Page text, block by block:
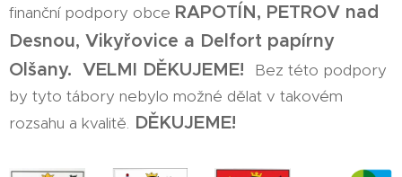
finanční podpory obce RAPOTÍN, PETROV nad
Desnou, Vikyřovice a Delfort papírny
Olšany. VELMI DĚKUJEME!
Bez této podpory
by tyto tábory nebylo možné dělat v takovém
rozsahu a kvalitě. DĚKUJEME!